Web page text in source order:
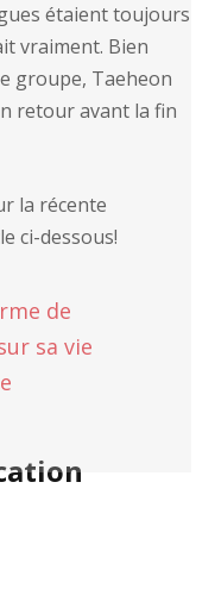
étaient toujours
vraiment. Bien
groupe, Taeheon
retour avant la fin
la récente
ci-dessous!
de
sa vie